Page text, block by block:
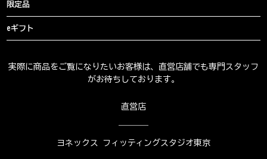
限定品
eギフト
実際に商品をご覧になりたいお客様は、直営店舗でも専門スタッフ
がお待ちしております。
直営店
ヨネックス フィッティングスタジオ東京